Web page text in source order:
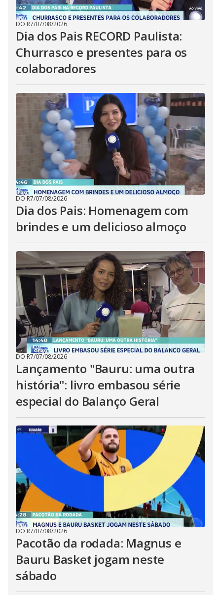
DO R7/07/08/2026
Dia dos Pais RECORD Paulista:
Churrasco e presentes para os
colaboradores
DO R7/07/08/2026
Dia dos Pais: Homenagem com
brindes e um delicioso almoço
DO R7/07/08/2026
Lançamento "Bauru: uma outra
história": livro embasou série
especial do Balanço Geral
DO R7/07/08/2026
Pacotão da rodada: Magnus e
Bauru Basket jogam neste
sábado